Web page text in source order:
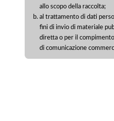
allo scopo della raccolta;
al trattamento di dati
fini di invio di materiale
diretta o per il
di comunicazione